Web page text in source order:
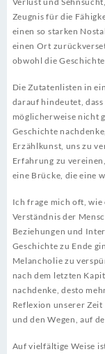
Zeugnis für die
einen so starken
einen Ort
obwohl die
Die Zutatenlisten in
darauf hindeutet,
möglicherweise nicht
Geschichte
Erzählkunst, uns zu
Erfahrung zu
eine Brücke, die eine
Ich frage mich oft,
Verständnis der
Beziehungen und
Geschichte zu Ende
Melancholie zu
nach dem letzten
nachdenke, desto
Reflexion unserer
und den Wegen, auf
Auf vielfältige Weise